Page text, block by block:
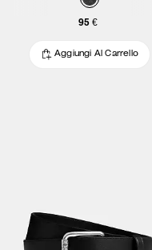
95 €
Aggiungi Al Carrello